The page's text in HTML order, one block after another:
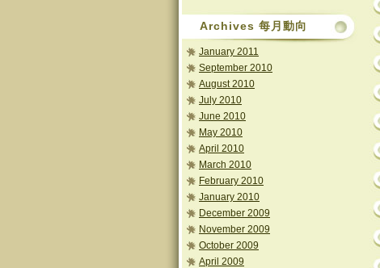
Archives 每月動向
January 2011
September 2010
August 2010
July 2010
June 2010
May 2010
April 2010
March 2010
February 2010
January 2010
December 2009
November 2009
October 2009
April 2009